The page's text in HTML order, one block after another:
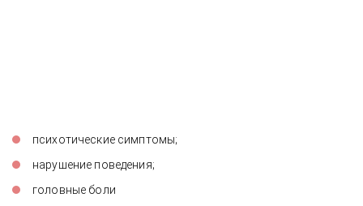
психотические симптомы;
нарушение поведения;
головные боли